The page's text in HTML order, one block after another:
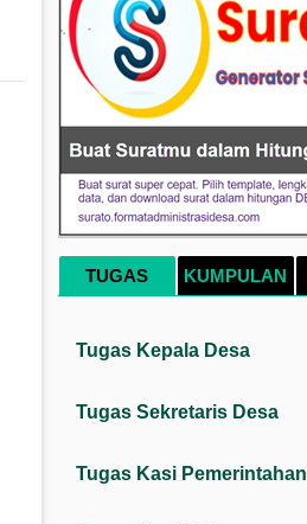
TUGAS KUMPULAN
Tugas Kepala Desa
Tugas Sekretaris Desa
Tugas Kasi Pemerintahan